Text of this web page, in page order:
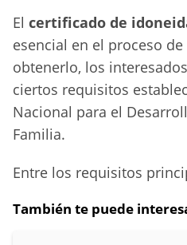
El certificado de
esencial en el proceso
obtenerlo, los
ciertos requisitos
Nacional para el
Familia.
Entre los requisitos
También te puede